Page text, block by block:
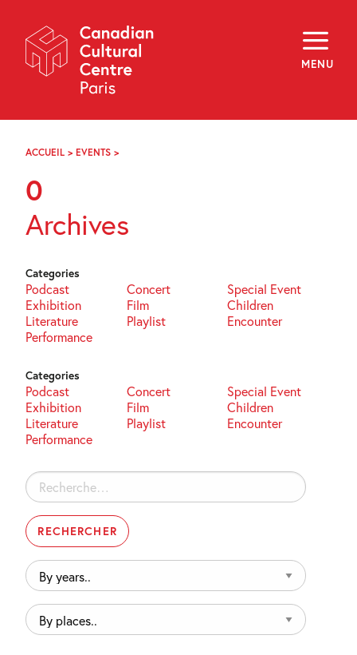
Navigation
MENU
About
Programming
Off-Site
Explore
Archives
FR
ACCUEIL > EVENTS >
0
Archives
Categories
Podcast Concert
Special Event
Exhibition
Film
Children
Literature
Playlist
Encounter
Performance
Categories
Podcast Concert
Special Event
Exhibition
Film
Children
Literature
Playlist
Encounter
Performance
Rechercher :
By
years..
By
places..